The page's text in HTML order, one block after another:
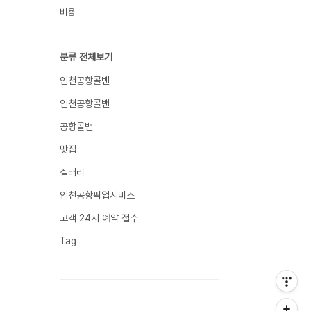
비용
분류 전체보기
인천공항콜벤
인천공항콜밴
공항콜밴
맛집
겔러리
인천공항픽업서비스
고객 24시 예약 접수
Tag